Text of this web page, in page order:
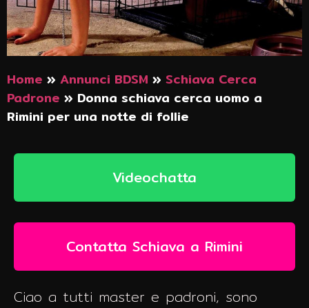
Home » Annunci BDSM » Schiava Cerca
Padrone » Donna schiava cerca uomo a
Rimini per una notte di follie
Videochatta
Contatta Schiava a Rimini
Ciao a tutti master e padroni, sono